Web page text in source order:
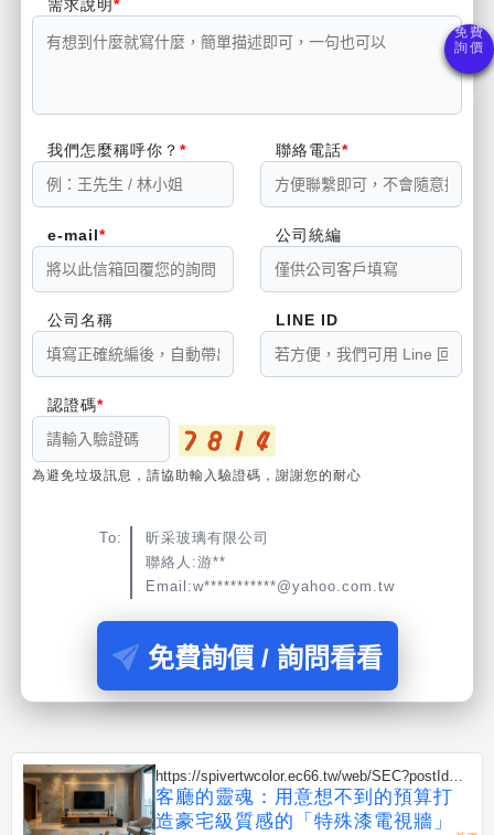
需求說明
我們怎麼稱呼你？ 聯絡電話
e-mail 公司統編
公司名稱 LINE ID
認證碼
為避免垃圾訊息，請協助輸入驗證碼，謝謝您的耐心
To:
昕采玻璃有限公司
聯絡人:游**
Email:w***********@yahoo.com.tw
免費詢價 / 詢問看看
https://spivertwcolor.ec66.tw/web/SEC?postId=1
352806
客廳的靈魂：用意想不到的預算打
造豪宅級質感的「特殊漆電視牆」